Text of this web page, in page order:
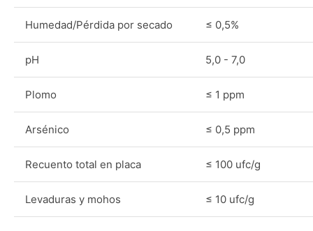
Humedad/Pérdida por secado ≤ 0,5%
pH 5,0 - 7,0
Plomo ≤ 1 ppm
Arsénico ≤ 0,5 ppm
Recuento total en placa ≤ 100 ufc/g
Levaduras y mohos ≤ 10 ufc/g